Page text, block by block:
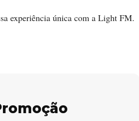
experiência única com a Light FM.